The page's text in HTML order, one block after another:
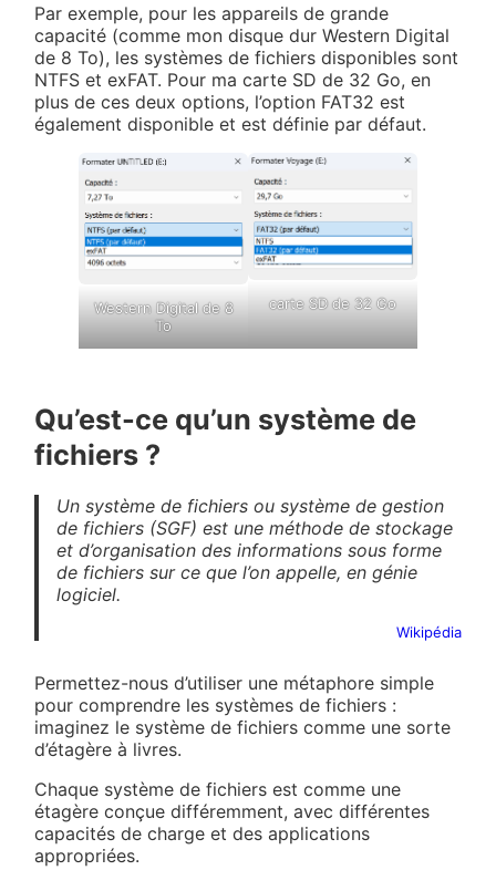
Par exemple, pour les appareils de grande
capacité (comme mon disque dur Western Digital
de 8 To), les systèmes de fichiers disponibles sont
NTFS et exFAT. Pour ma carte SD de 32 Go, en
plus de ces deux options, l’option FAT32 est
également disponible et est définie par défaut.
Western Digital de 8
To
carte SD de 32 Go
Qu’est-ce qu’un système de
fichiers ?
Un système de fichiers ou système de gestion
de fichiers (SGF) est une méthode de stockage
et d’organisation des informations sous forme
de fichiers sur ce que l’on appelle, en génie
logiciel.
Wikipédia
Permettez-nous d’utiliser une métaphore simple
pour comprendre les systèmes de fichiers :
imaginez le système de fichiers comme une sorte
d’étagère à livres.
Chaque système de fichiers est comme une
étagère conçue différemment, avec différentes
capacités de charge et des applications
appropriées.